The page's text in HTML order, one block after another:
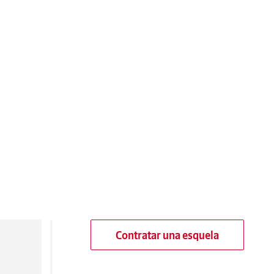
Contratar una esquela